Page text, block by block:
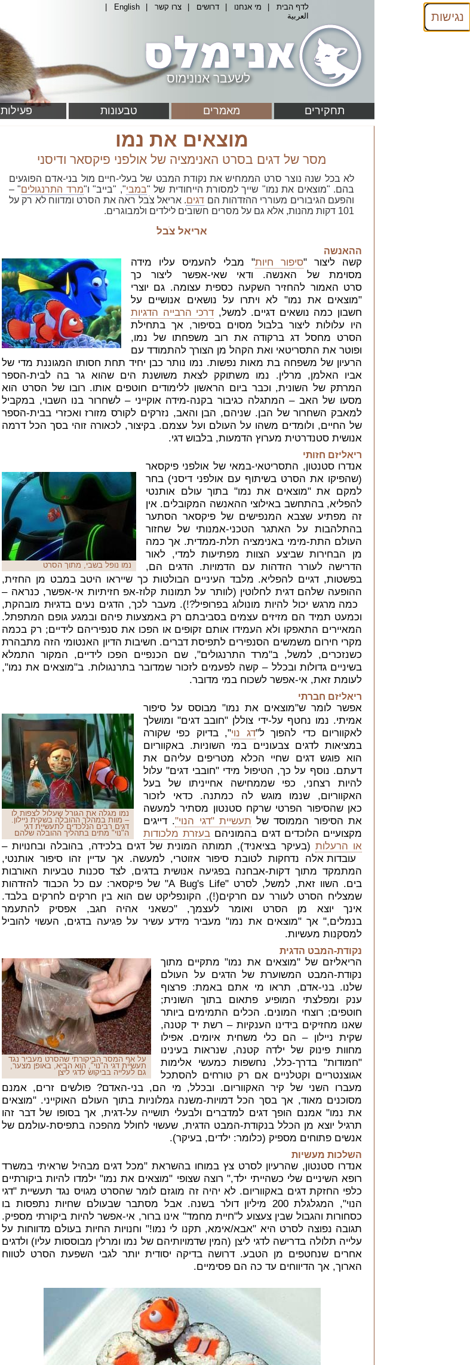
נגישות
תחקירים מאמרים טבעונות פעילות
לשעבר אנונימוס
לדף הבית מי אנחנו דרושים צרו קשר English
العربية
מוצאים את נמו
מסר של דגים בסרט האנימציה של אולפני פיקסאר ודיסני
לא בכל שנה נוצר סרט הממחיש את נקודת המבט של בעלי-חיים מול בני-אדם הפוגעים
בהם. "מוצאים את נמו" שייך למסורת הייחודית של "במבי", "בייב" ו"מרד התרנגולים" –
והפעם הגיבורים מעוררי ההזדהות הם דגים. אריאל צֹבל ראה את הסרט ומדווח לא רק על
101 דקות מהנות, אלא גם על מסרים חשובים לילדים ולמבוגרים.
אריאל צֹבל
ההאנשה
קשה ליצור "סיפור חיות" מבלי להעמיס עליו מידה
מסוימת של האנשה. ודאי שאי-אפשר ליצור כך
סרט האמור להחזיר השקעה כספית עצומה. גם יוצרי
"מוצאים את נמו" לא ויתרו על נושאים אנושיים על
חשבון כמה נושאים דגיים. למשל, דרכי הרבייה הדגיות
היו עלולות ליצור בלבול מסוים בסיפור, אך בתחילת
הסרט מחסל דג ברקודה את רוב משפחתו של נמו,
ופוטר את התסריטאי ואת הקהל מן הצורך להתמודד עם
הרעיון של משפחה בת מאות נפשות. נמו נותר כבן יחיד תחת חסותו המגוננת מדי של
אביו האלמן, מרלין. נמו משתוקק לצאת משושנת הים שהוא גר בה לבית-הספר
המרתק של השונית, וכבר ביום הראשון ללימודים חוטפים אותו. רובו של הסרט הוא
מסעו של האב – המתגלה כגיבור בקנה-מידה אוקייני – לשחרור בנו השבוי, במקביל
למאבק השחרור של הבן. שניהם, הבן והאב, נזרקים לקורס מזורז ואכזרי בבית-הספר
של החיים, ולומדים משהו על העולם ועל עצמם. בקיצור, לכאורה זוהי בסך הכל דרמה
אנושית סטנדרטית מערוץ הדמעות, בלבוש דגי.
ריאליזם חזותי
נמו נופל בשבי, מתוך הסרט
אנדרו סטנטון, התסריטאי-במאי של אולפני פיקסאר
(שהפיקו את הסרט בשיתוף עם אולפני דיסני) בחר
למקם את "מוצאים את נמו" בתוך עולם אותנטי
להפליא, בהתחשב באילוצי ההאנשה המקובלים. אין
זה מפתיע שצבא המנפישים של פיקסאר הסתער
בהתלהבות על האתגר הטכני-אמנותי של שחזור
העולם התת-מימי באנימציה תלת-ממדית. אך כמה
מן הבחירות שביצע הצוות מפתיעות למדי, לאור
הדרישה לעורר הזדהות עם הדמויות. הדגים הם,
בפשטות, דגיים להפליא. מלבד העיניים הבולטות כך שייראו היטב במבט מן החזית,
ההופעה שלהם דגית לחלוטין (לוותר על תמונות קלוז-אפ חזיתיות אי-אפשר, כנראה–
כמה מרגש יכול להיות מונולוג בפרופיל?!). מעבר לכך, הדגים נעים בדגיוּת מובהקת,
וכמעט תמיד הם מזיזים עצמים בסביבתם רק באמצעות פיהם ובמגע גופם המתפתל.
המאיירים התאפקו ולא העמידו אותם זקופים או הפכו את סנפיריהם לידיים; רק בכמה
מקרי חירום משמשים הסנפירים לתפיסת דברים. חשיבות הדיון האנטומי הזה מתבהרת
כשנזכרים, למשל, ב"מרד התרנגולים", שם הכנפיים הפכו לידיים, המקור התמלא
בשיניים גדולות ובכלל– קשה לפעמים לזכור שמדובר בתרנגולות. ב"מוצאים את נמו",
לעומת זאת, אי-אפשר לשכוח במי מדובר.
ריאליזם חברתי
נמו מגלה את הגורל שעלול לצפות לו
– מוות במהלך ההובלה בשקית ניילון.
דגים רבים הנלכדים לתעשיית דגי
ה"נוי" מתים בתהליך ההובלה שלהם
אפשר לומר ש"מוצאים את נמו" מבוסס על סיפור
אמיתי. נמו נחטף על-ידי צוללן "חובב דגים" ומושלך
לאקווריום כדי להפוך ל"דג נוי", בדיוק כפי שקורה
במציאות לדגים צבעוניים במי השוניות. באקווריום
הוא פוגש דגים שחיי הכלא מטריפים עליהם את
דעתם. נוסף על כך, הטיפול מידי "חובבי דגים" עלול
להיות רצחני, כפי שממחישה אחייניתו של בעל
האקווריום, שנמו מוגש לה כמתנה. כדאי לזכור
כאן שהסיפור הפרטי שרקח סטנטון מסתיר למעשה
את הסיפור הממוסד של תעשיית "דגי הנוי". דייגים
מקצועיים הלוכדים דגים בהמוניהם בעזרת מלכודות
או הרעלות (בעיקר בציאניד), תמותה המונית של דגים בלכידה, בהובלה ובחנויות–
עובדות אלה נדחקות לטובת סיפור אזוטרי, למעשה. אך עדיין זהו סיפור אותנטי,
המתמקד מתוך דקות-אבחנה בפגיעה אנושית בדגים, לצד סכנות טבעיות האורבות
בים. השוו זאת, למשל, לסרט "A Bug's Life" של פיקסאר: עם כל הכבוד להזדהות
שמצליח הסרט לעורר עם חרקים(!), הקונפליקט שם הוא בין חרקים לחרקים בלבד.
אינך יוצא מן הסרט ואומר לעצמך, "כשאני אהיה חגב, אפסיק להתעמר
בנמלים," אך "מוצאים את נמו" מעביר מידע עשיר על פגיעה בדגים, העשוי להוביל
למסקנות מעשיות.
על אף המסר הביקורתי שהסרט מעביר נגד
תעשיית דגי ה"נוי", הוא הביא, באופן מצער,
גם לעלייה בביקוש לדגי ליצן
נקודת-המבט הדגית
הריאליזם של "מוצאים את נמו" מתקיים מתוך
נקודת-המבט המשוערת של הדגים על העולם
שלנו. בני-אדם, תראו מי אתם באמת: פרצוף
ענק ומפלצתי המופיע פתאום בתוך השונית;
חוטפים; רוצחי המונים. הכלים התמימים ביותר
שאנו מחזיקים בידינו הענקיות – רשת יד קטנה,
שקית ניילון – הם כלי משחית איומים. אפילו
מחוות פינוק של ילדה קטנה, שנראות בעינינו
"חמודות" בדרך-כלל, נחשפות כמעשי אלימות
אגוצנטריים וקטלניים אם רק טורחים להסתכל
מעברו השני של קיר האקווריום. ובכלל, מי הם, בני-האדם? פולשים זרים, אמנם
מסוכנים מאוד, אך בסך הכל דמויות-משנה גמלוניות בתוך העולם האוקייני. "מוצאים
את נמו" אמנם הופך דגים למדברים ולבעלי תושייה על-דגית, אך בסופו של דבר זהו
תרגיל יוצא מן הכלל בנקודת-המבט הדגית, שעשוי לחולל מהפכה בתפיסת-עולמם של
אנשים פתוחים מספיק (כלומר: ילדים, בעיקר).
השלכות מעשיות
אנדרו סטנטון, שהרעיון לסרט צץ במוחו בהשראת "מכל דגים מבהיל שראיתי במשרד
רופא השיניים שלי כשהייתי ילד," רוצה שצופי "מוצאים את נמו" ילמדו להיות ביקורתיים
כלפי החזקת דגים באקווריום. לא יהיה זה מוגזם לומר שהסרט מגויס נגד תעשיית "דגי
הנוי", המגלגלת 200 מיליון דולר בשנה. אבל מסתבר שבעולם שחיות נתפסות בו
כסחורות והגבול שבין צעצוע ל"חיית מחמד" אינו ברור, אי-אפשר להיות ביקורתי מספיק.
תגובה נפוצה לסרט היא "אבא/אימא, תקנו לי נמו!" וחנויות החיות בעולם מדווחות על
עלייה תלולה בדרישה לדגי ליצן (המין שדמויותיהם של נמו ומרלין מבוססות עליו) ולדגים
אחרים שנחטפים מן הטבע. דרושה בדיקה יסודית יותר לגבי השפעת הסרט לטווח
הארוך, אך הדיווחים עד כה הם פסימיים.